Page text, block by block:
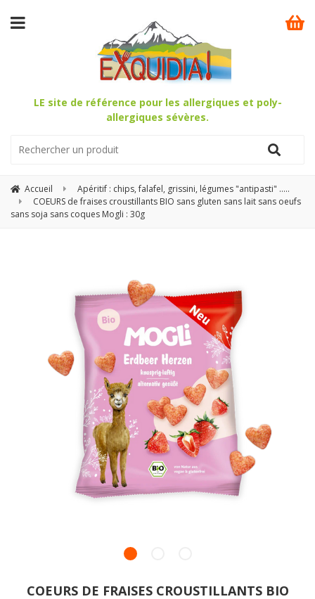
LE site de référence pour les allergiques et poly-
allergiques sévères.
Accueil
Apéritif : chips, falafel, grissini, légumes "antipasti" .....
COEURS de fraises croustillants BIO sans gluten sans lait sans oeufs
sans soja sans coques Mogli : 30g
COEURS DE FRAISES CROUSTILLANTS BIO